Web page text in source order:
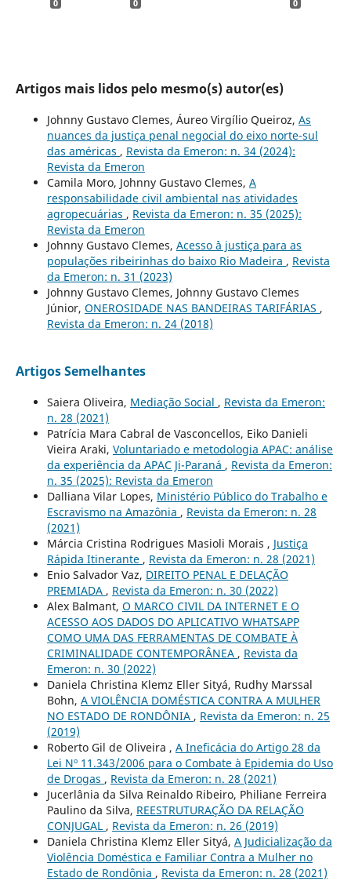
0 0 0
Artigos mais lidos pelo mesmo(s) autor(es)
Johnny Gustavo Clemes, Áureo Virgílio Queiroz, As
nuances da justiça penal negocial do eixo norte-sul
das américas , Revista da Emeron: n. 34 (2024):
Revista da Emeron
Camila Moro, Johnny Gustavo Clemes, A
responsabilidade civil ambiental nas atividades
agropecuárias , Revista da Emeron: n. 35 (2025):
Revista da Emeron
Johnny Gustavo Clemes, Acesso `à justiça para as
populações ribeirinhas do baixo Rio Madeira , Revista
da Emeron: n. 31 (2023)
Johnny Gustavo Clemes, Johnny Gustavo Clemes
Júnior, ONEROSIDADE NAS BANDEIRAS TARIFÁRIAS ,
Revista da Emeron: n. 24 (2018)
Artigos Semelhantes
Saiera Oliveira, Mediação Social , Revista da Emeron:
n. 28 (2021)
Patrícia Mara Cabral de Vasconcellos, Eiko Danieli
Vieira Araki, Voluntariado e metodologia APAC: análise
da experiência da APAC Ji-Paraná , Revista da Emeron:
n. 35 (2025): Revista da Emeron
Dalliana Vilar Lopes, Ministério Público do Trabalho e
Escravismo na Amazônia , Revista da Emeron: n. 28
(2021)
Márcia Cristina Rodrigues Masioli Morais , Justiça
Rápida Itinerante , Revista da Emeron: n. 28 (2021)
Enio Salvador Vaz, DIREITO PENAL E DELAÇÃO
PREMIADA , Revista da Emeron: n. 30 (2022)
Alex Balmant, O MARCO CIVIL DA INTERNET E O
ACESSO AOS DADOS DO APLICATIVO WHATSAPP
COMO UMA DAS FERRAMENTAS DE COMBATE À
CRIMINALIDADE CONTEMPORÂNEA , Revista da
Emeron: n. 30 (2022)
Daniela Christina Klemz Eller Sityá, Rudhy Marssal
Bohn, A VIOLÊNCIA DOMÉSTICA CONTRA A MULHER
NO ESTADO DE RONDÔNIA , Revista da Emeron: n. 25
(2019)
Roberto Gil de Oliveira , A Ineficácia do Artigo 28 da
Lei Nº 11.343/2006 para o Combate à Epidemia do Uso
de Drogas , Revista da Emeron: n. 28 (2021)
Jucerlânia da Silva Reinaldo Ribeiro, Philiane Ferreira
Paulino da Silva, REESTRUTURAÇÃO DA RELAÇÃO
CONJUGAL , Revista da Emeron: n. 26 (2019)
Daniela Christina Klemz Eller Sityá, A Judicialização da
Violência Doméstica e Familiar Contra a Mulher no
Estado de Rondônia , Revista da Emeron: n. 28 (2021)